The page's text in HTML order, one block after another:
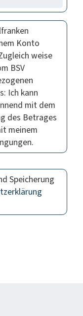
Konto
weise
BSV
Ich kann
mit dem
des Betrages
meinem
Speicherung